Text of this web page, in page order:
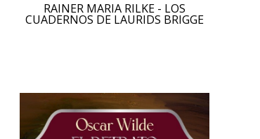
RAINER MARIA RILKE - LOS
CUADERNOS DE LAURIDS BRIGGE